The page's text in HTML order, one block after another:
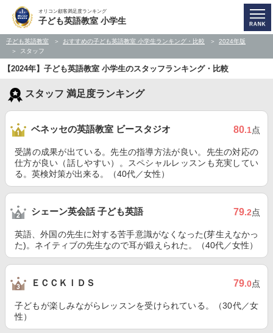
オリコン顧客満足度ランキング
子ども英語教室 小学生
子ども英語教室 おすすめの子ども英語教室 小学生ランキング・比較
2024年版
スタッフ
【2024年】子ども英語教室 小学生のスタッフランキング・比較
スタッフ 満足度ランキング
ベネッセの英語教室 ビースタジオ 80.1点
受講の成果が出ている。先生の指導方法が良い。先生の対応の
仕方が良い（話しやすい）。スペシャルレッスンも充実してい
る。英検対策が出来る。（40代／女性）
シェーン英会話 子ども英語 79.2点
英語、外国の先生に対する苦手意識がなくなった(芽生えなかっ
た)。ネイティブの先生なので耳が鍛えられた。（40代／女性）
ＥＣＣＫＩＤＳ 79.0点
子どもが楽しみながらレッスンを受けられている。（30代／女
性）